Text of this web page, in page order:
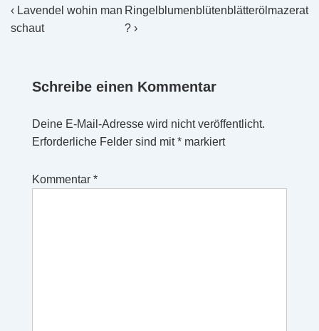
Beitragsnavigation
Vorheriger
Beitrag
‹ Lavendel wohin man
schaut
Nächster
Beitrag
Ringelblumenblütenblätterölmazerat
? ›
Schreibe einen Kommentar
Deine E-Mail-Adresse wird nicht veröffentlicht.
Erforderliche Felder sind mit* markiert
Kommentar *